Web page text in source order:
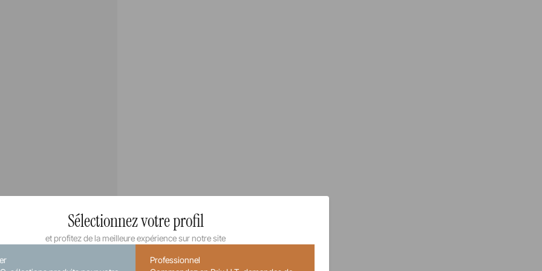
Sélectionnez votre profil
et profitez de la meilleure expérience sur notre site
Professionnel